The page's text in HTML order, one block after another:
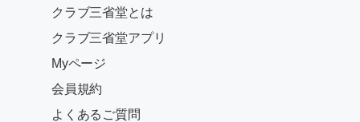
クラブ三省堂とは
クラブ三省堂アプリ
Myページ
会員規約
よくあるご質問